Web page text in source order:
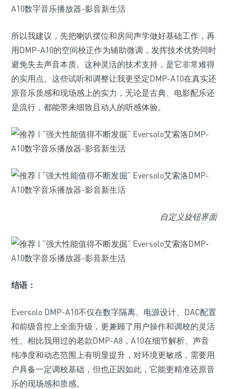
所以我建议，先把喇叭摆位和房间声学做好基础工作，再
用DMP-A10的空间校正作为辅助微调，发挥技术优势同时
避免失去声音本质。这种灵活的技术支持，是它非常难得
的实用点。这些试听和调整让我更坚定DMP-A10在真实还
原音乐质感和现场感上的实力，无论是古典、电影配乐还
是流行，都能带来细致且动人的听感体验。
自定义旋钮界面
结语：
Eversolo DMP-A10不仅在数字隔离、电源设计、DAC配置
和前级音控上全面升级，更兼顾了用户操作和调校的灵活
性。相比我用过的老款DMP-A8，A10在细节解析、声音
纯净度和动态范围上有明显提升，对环境更敏感，需要用
户具备一定调校基础，但也正因如此，它能更精准还原音
乐的现场感和质感。